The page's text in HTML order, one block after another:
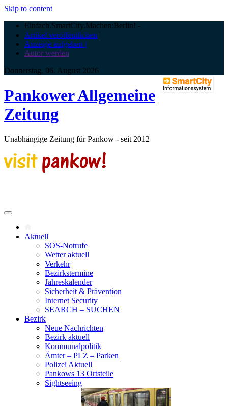
Skip to content
Einfach.SmartCity.Machen:Berlin! -
Artikel veröffentlichen |
Anzeige aufgeben |
Autor werden
Donnerstag, 06. August 2026
Pankower Allgemeine
Zeitung
Unabhängige Zeitung für Pankow - seit 2012
Aktuell
SOS-Notrufe
Wetter aktuell
Verkehr
Bezirkstermine
Jahreskalender
Sicherheit & Prävention
Internet Security
SEARCH – SUCHEN
Bezirk
Neue Nachrichten
Bezirk aktuell
Kommunalpolitik
Ämter – PLZ – Parken
Polizei Aktuell
Pankows 13 Ortsteile
Sightseeing